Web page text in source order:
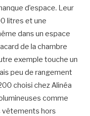
d’espace. Leur
litres et une
dans un espace
de la chambre
exemple touche un
peu de rangement
choisi chez Alinéa
comme
vêtements hors